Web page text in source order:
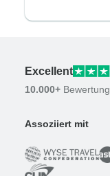
Excellent
10.000+
Assoziiert mit